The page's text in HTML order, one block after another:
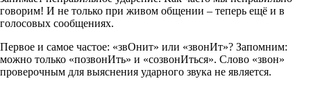
говорим! И не только при живом общении – теперь ещё и в
голосовых сообщениях.
Первое и самое частое: «звОнит» или «звонИт»? Запомним:
можно только «позвонИть» и «созвонИться». Слово «звон»
проверочным для выяснения ударного звука не является.